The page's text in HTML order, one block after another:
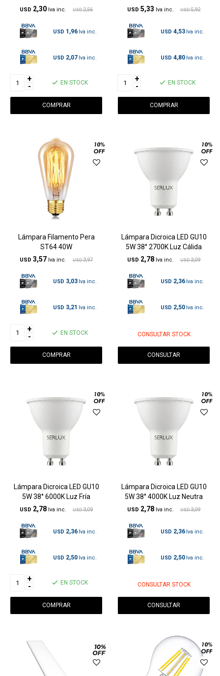
USD 2,30 USD 2,56
USD 1,96
USD 2,07
+
- EN STOCK
USD 5,33 USD 5,92
USD 4,53
USD 4,80
+
- EN STOCK
Lámpara Filamento Pera
ST64 40W
USD 3,57 USD 3,97
USD 3,03
USD 3,21
+
- EN STOCK
Lámpara Dicroica LED GU10
5W 38° 2700K Luz Cálida
USD 2,78 USD 3,09
USD 2,36
USD 2,50
CONSULTAR STOCK
CONSULTAR
Lámpara Dicroica LED GU10
5W 38° 6000K Luz Fría
USD 2,78 USD 3,09
USD 2,36
USD 2,50
+
- EN STOCK
Lámpara Dicroica LED GU10
5W 38° 4000K Luz Neutra
USD 2,78 USD 3,09
USD 2,36
USD 2,50
CONSULTAR STOCK
CONSULTAR